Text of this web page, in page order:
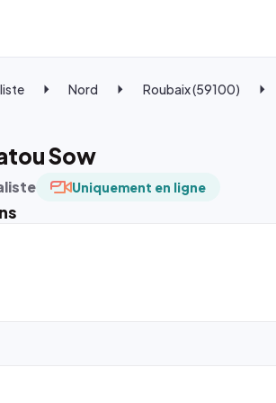
Nord Roubaix (59100)
Sow
Uniquement en ligne